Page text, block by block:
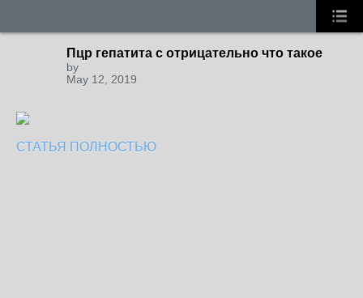
Пцр гепатита с отрицательно что такое
by
May 12, 2019
СТАТЬЯ ПОЛНОСТЬЮ